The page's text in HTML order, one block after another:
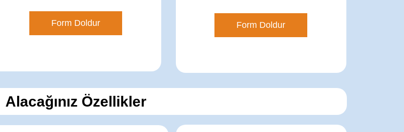
Form Doldur Form Doldur
Alacağınız Özellikler